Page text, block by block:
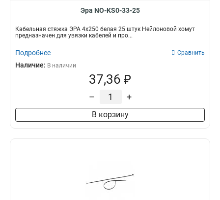
Эра NO-KS0-33-25
Кабельная стяжка ЭРА 4x250 белая 25 штук Нейлоновой хомут
предназначен для увязки кабелей и про...
Подробнее Сравнить
Наличие: В наличии
37,36 ₽
– +
В корзину